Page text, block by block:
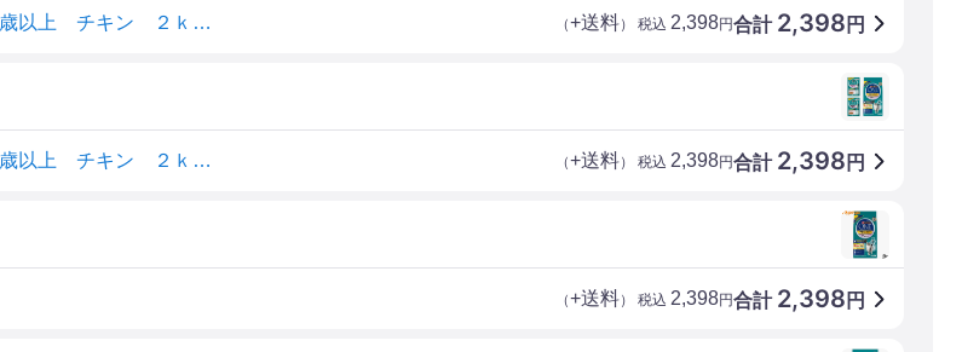
キャットフード ピュリナワン 猫 キャット 健康マルチケア １１歳以上 チキン ２ｋｇ（５００ｇ×４袋） 合計 2,398 円
（+送料） 税込 2,398円
キャットフード ピュリナワン 猫 キャット 健康マルチケア １１歳以上 チキン ２ｋｇ ＋おまけウェット２個 お一人様２点限り 合計 2,398 円
（+送料） 税込 2,398円
合計 2,398 円
（+送料） 税込 2,398円